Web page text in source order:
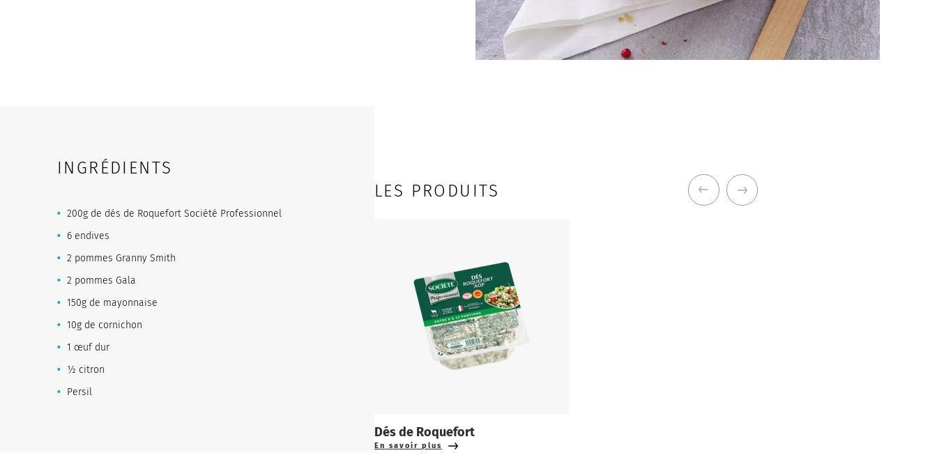
INGRÉDIENTS
200g de dés de Roquefort Société Professionnel
6 endives
2 pommes Granny Smith
2 pommes Gala
150g de mayonnaise
10g de cornichon
1 œuf dur
½ citron
Persil
LES PRODUITS
Dés de Roquefort
En savoir plus